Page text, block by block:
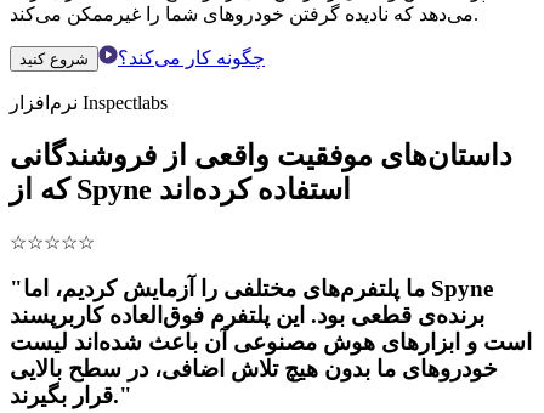
می‌دهد که نادیده گرفتن خودروهای شما را غیرممکن می‌کند.
شروع کنید چگونه کار می‌کند؟
نرم‌افزار Inspectlabs
داستان‌های موفقیت واقعی از فروشندگانی
که از Spyne استفاده کرده‌اند
☆☆☆☆☆
"ما پلتفرم‌های مختلفی را آزمایش کردیم، اما Spyne
برنده‌ی قطعی بود. این پلتفرم فوق‌العاده کاربرپسند
است و ابزارهای هوش مصنوعی آن باعث شده‌اند لیست
خودروهای ما بدون هیچ تلاش اضافی، در سطح بالایی
قرار بگیرند."